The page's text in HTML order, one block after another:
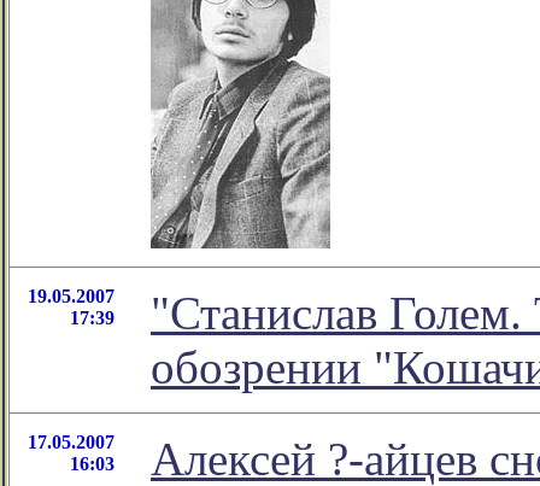
19.05.2007
17:39
"Станислав Голем.
обозрении
17.05.2007
16:03
Алексей ?-айцев